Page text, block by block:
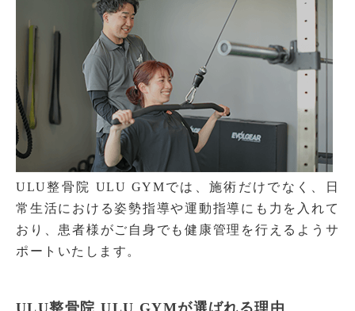
ULU整骨院 ULU GYMでは、施術だけでなく、日
常生活における姿勢指導や運動指導にも力を入れて
おり、患者様がご自身でも健康管理を行えるようサ
ポートいたします。
ULU整骨院 ULU GYMが選ばれる理由